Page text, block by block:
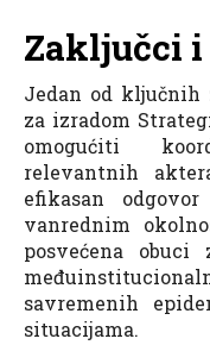
Zaključci
Jedan od ključnih
za izradom
omogućiti
relevantnih
efikasan
vanrednim
posvećena obuci
savremenih
situacijama.